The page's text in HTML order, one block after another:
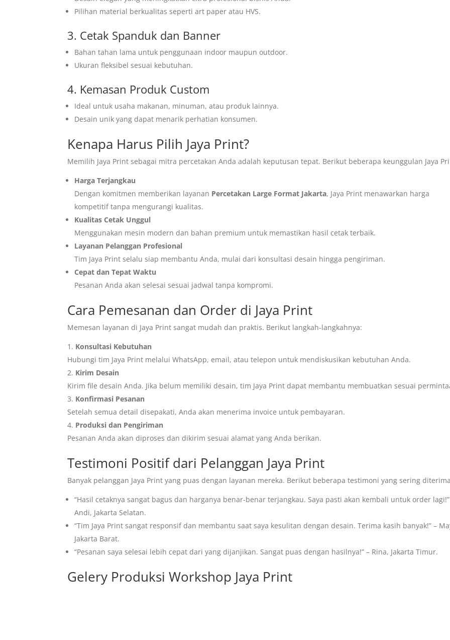
Pilihan material berkualitas seperti art paper atau HVS.
3. Cetak Spanduk dan Banner
Bahan tahan lama untuk penggunaan indoor maupun outdoor.
Ukuran fleksibel sesuai kebutuhan.
4. Kemasan Produk Custom
Ideal untuk usaha makanan, minuman, atau produk lainnya.
Desain unik yang dapat menarik perhatian konsumen.
Kenapa Harus Pilih Jaya Print?
Memilih Jaya Print sebagai mitra percetakan Anda adalah keputusan tepat. Berikut beberapa keunggulan Jaya
Harga Terjangkau
Dengan komitmen memberikan layanan Percetakan Large Format Jakarta, Jaya Print menawarkan harga
kompetitif tanpa mengurangi kualitas.
Kualitas Cetak Unggul
Menggunakan mesin modern dan bahan premium untuk memastikan hasil cetak terbaik.
Layanan Pelanggan Profesional
Tim Jaya Print selalu siap membantu Anda, mulai dari konsultasi desain hingga pengiriman.
Cepat dan Tepat Waktu
Pesanan Anda akan selesai sesuai jadwal tanpa kompromi.
Cara Pemesanan dan Order di Jaya Print
Memesan layanan di Jaya Print sangat mudah dan praktis. Berikut langkah-langkahnya:
Konsultasi Kebutuhan
Hubungi tim Jaya Print melalui WhatsApp, email, atau telepon untuk mendiskusikan kebutuhan Anda.
Kirim Desain
Kirim file desain Anda. Jika belum memiliki desain, tim Jaya Print dapat membantu membuatkan sesuai
Konfirmasi Pesanan
Setelah semua detail disepakati, Anda akan menerima invoice untuk pembayaran.
Produksi dan Pengiriman
Pesanan Anda akan diproses dan dikirim sesuai alamat yang Anda berikan.
Testimoni Positif dari Pelanggan Jaya Print
Banyak pelanggan Jaya Print yang puas dengan layanan mereka. Berikut beberapa testimoni yang sering
“Hasil cetaknya sangat bagus dan harganya benar-benar terjangkau. Saya pasti akan kembali untuk order
Andi, Jakarta Selatan.
“Tim Jaya Print sangat responsif dan membantu saat saya kesulitan dengan desain. Terima kasih banyak!” –
Jakarta Barat.
“Pesanan saya selesai lebih cepat dari yang dijanjikan. Sangat puas dengan hasilnya!” – Rina, Jakarta Timur.
Gelery Produksi Workshop Jaya Print